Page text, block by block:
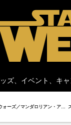
ズ、イベント、キ